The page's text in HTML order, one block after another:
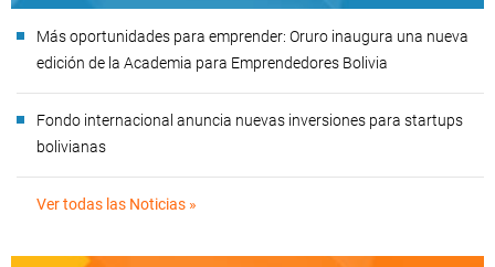
Más oportunidades para emprender: Oruro inaugura una nueva
edición de la Academia para Emprendedores Bolivia
Fondo internacional anuncia nuevas inversiones para startups
bolivianas
Ver todas las Noticias »